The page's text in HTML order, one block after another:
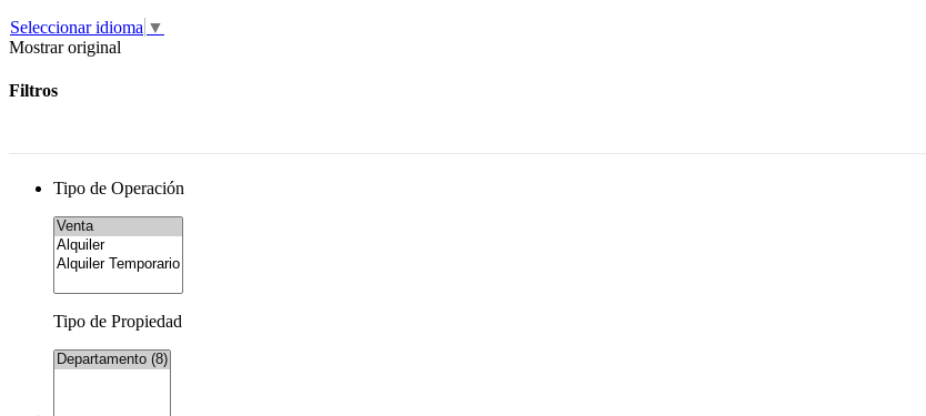
Seleccionar idioma ▼
Mostrar original
Filtros
Tipo de Operación
Tipo de Propiedad